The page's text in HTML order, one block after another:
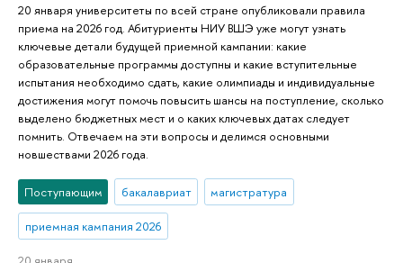
20 января университеты по всей стране опубликовали правила
приема на 2026 год. Абитуриенты НИУ ВШЭ уже могут узнать
ключевые детали будущей приемной кампании: какие
образовательные программы доступны и какие вступительные
испытания необходимо сдать, какие олимпиады и индивидуальные
достижения могут помочь повысить шансы на поступление, сколько
выделено бюджетных мест и о каких ключевых датах следует
помнить. Отвечаем на эти вопросы и делимся основными
новшествами 2026 года.
Поступающим бакалавриат магистратура
приемная кампания 2026